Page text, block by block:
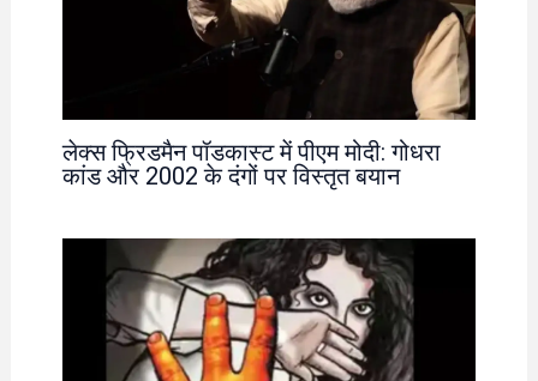
लेक्स फ्रिडमैन पॉडकास्ट में पीएम मोदी: गोधरा
कांड और 2002 के दंगों पर विस्तृत बयान